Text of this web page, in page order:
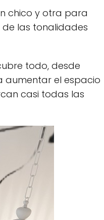
chico y otra para
las tonalidades
todo, desde
aumentar el espacio
casi todas las